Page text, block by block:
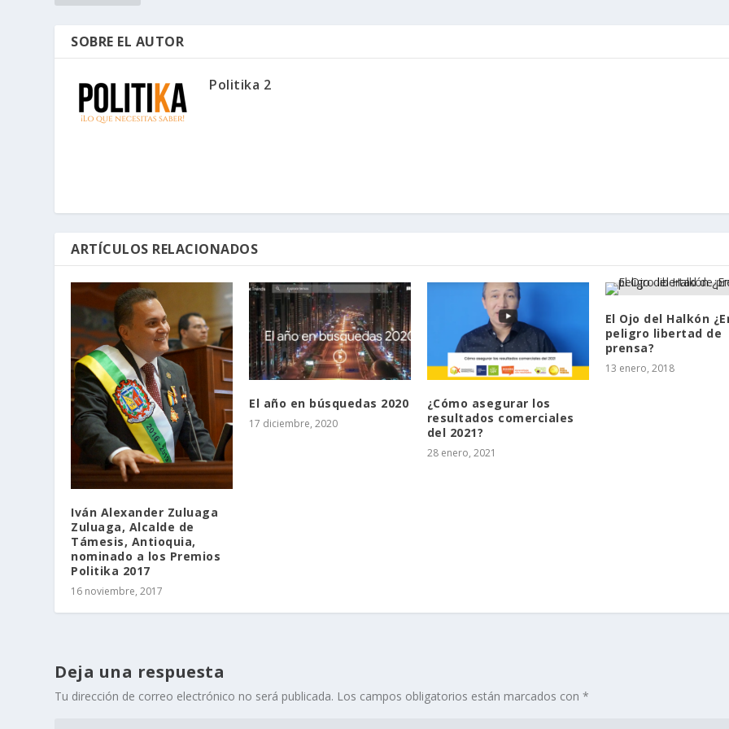
SOBRE EL AUTOR
Politika 2
ARTÍCULOS RELACIONADOS
Iván Alexander Zuluaga
Zuluaga, Alcalde de
Támesis, Antioquia,
nominado a los Premios
Politika 2017
16 noviembre, 2017
El año en búsquedas 2020
17 diciembre, 2020
¿Cómo asegurar los
resultados comerciales
del 2021?
28 enero, 2021
El Ojo del Halkón
peligro libertad de
prensa?
13 enero, 2018
Deja una respuesta
Tu dirección de correo electrónico no será publicada. Los campos obligatorios están marcados con*